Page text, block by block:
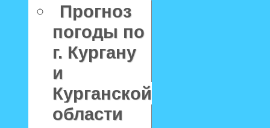
Прогноз
погоды по
г. Кургану
и
Курганской
области